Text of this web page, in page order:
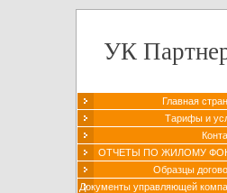
УК
Главная
Тарифы и
ОТЧЕТЫ ПО ЖИЛОМУ
Образцы
Документы управляющей